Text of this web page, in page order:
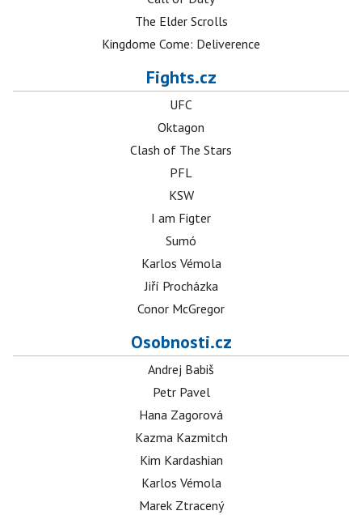
The Elder Scrolls
Kingdome Come: Deliverence
Fights.cz
UFC
Oktagon
Clash of The Stars
PFL
KSW
I am Figter
Sumó
Karlos Vémola
Jiří Procházka
Conor McGregor
Osobnosti.cz
Andrej Babiš
Petr Pavel
Hana Zagorová
Kazma Kazmitch
Kim Kardashian
Karlos Vémola
Marek Ztracený